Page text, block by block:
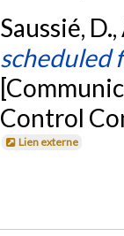
Saussié,
scheduled
Control
Lien externe